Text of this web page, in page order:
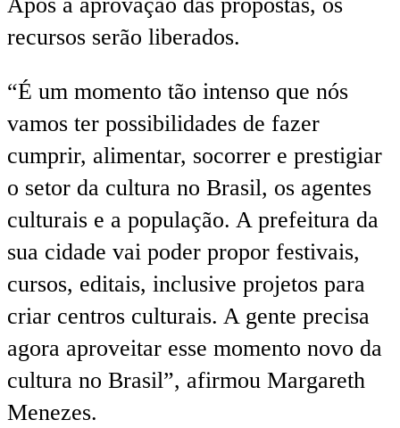
recursos serão liberados.
“É um momento tão intenso que nós
vamos ter possibilidades de fazer
cumprir, alimentar, socorrer e prestigiar
o setor da cultura no Brasil, os agentes
culturais e a população. A prefeitura da
sua cidade vai poder propor festivais,
cursos, editais, inclusive projetos para
criar centros culturais. A gente precisa
agora aproveitar esse momento novo da
cultura no Brasil”, afirmou Margareth
Menezes.